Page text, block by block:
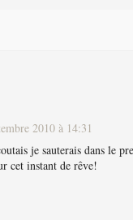
2010 à 14:31
je sauterais dans le
cet instant de rêve!